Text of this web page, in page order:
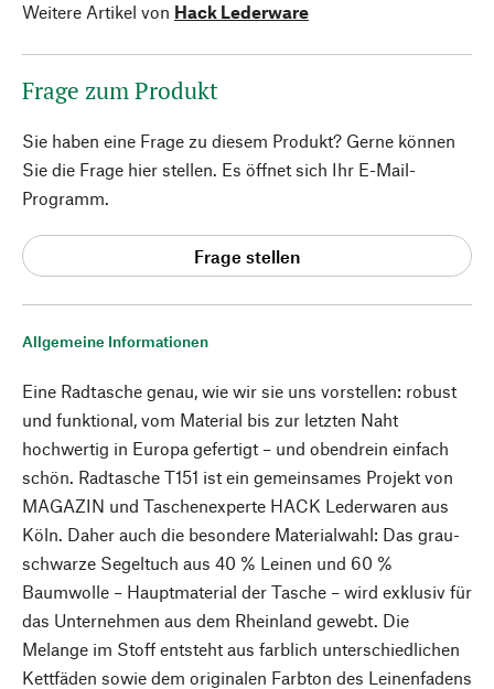
Allgemeine Informationen
Eine Radtasche genau, wie wir sie uns vorstellen: robust
und funktional, vom Material bis zur letzten Naht
hochwertig in Europa gefertigt – und obendrein einfach
schön. Radtasche T151 ist ein gemeinsames Projekt von
MAGAZIN und Taschenexperte HACK Lederwaren aus
Köln. Daher auch die besondere Materialwahl: Das grau-
schwarze Segeltuch aus 40 % Leinen und 60 %
Baumwolle – Hauptmaterial der Tasche – wird exklusiv für
das Unternehmen aus dem Rheinland gewebt. Die
Melange im Stoff entsteht aus farblich unterschiedlichen
Kettfäden sowie dem originalen Farbton des Leinenfadens
Weitere Artikel von Hack Lederware
Frage zum Produkt
Sie haben eine Frage zu diesem Produkt? Gerne können
Sie die Frage hier stellen. Es öffnet sich Ihr E-Mail-
Programm.
Frage stellen